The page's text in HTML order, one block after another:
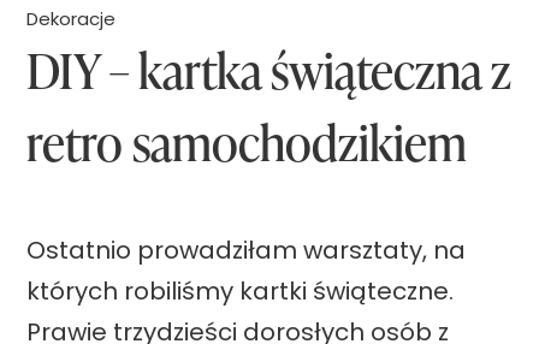
w
i
e
c
z
Dekoracje
DIY – kartka świąteczna z
retro samochodzikiem
Ostatnio prowadziłam warsztaty, na
których robiliśmy kartki świąteczne.
Prawie trzydzieści dorosłych osób z